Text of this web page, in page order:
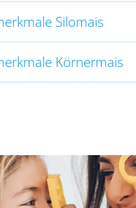
Silomais
Körnermais